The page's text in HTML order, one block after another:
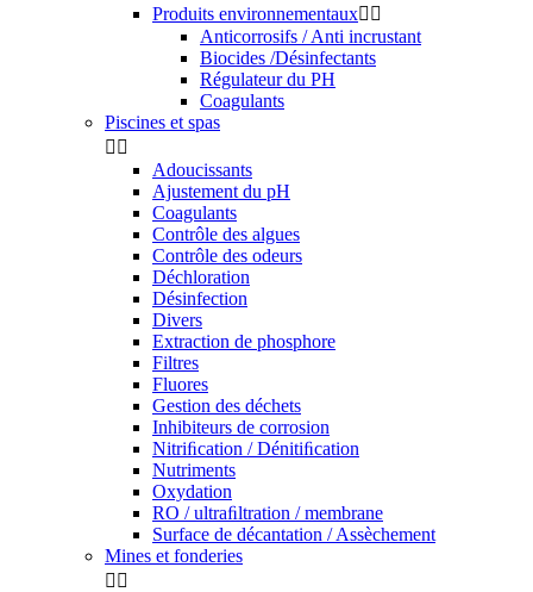
Produits environnementaux 
Anticorrosifs / Anti incrustant
Biocides /Désinfectants
Régulateur du PH
Coagulants
Piscines et spas
 
Adoucissants
Ajustement du pH
Coagulants
Contrôle des algues
Contrôle des odeurs
Déchloration
Désinfection
Divers
Extraction de phosphore
Filtres
Fluores
Gestion des déchets
Inhibiteurs de corrosion
Nitriﬁcation / Dénitiﬁcation
Nutriments
Oxydation
RO / ultraﬁltration / membrane
Surface de décantation / Assèchement
Mines et fonderies
 